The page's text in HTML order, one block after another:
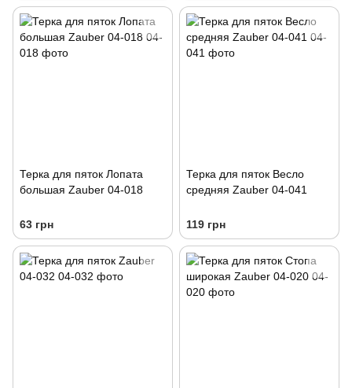
Терка для пяток Лопата
большая Zauber 04-018
63 грн
Терка для пяток Весло
средняя Zauber 04-041
119 грн